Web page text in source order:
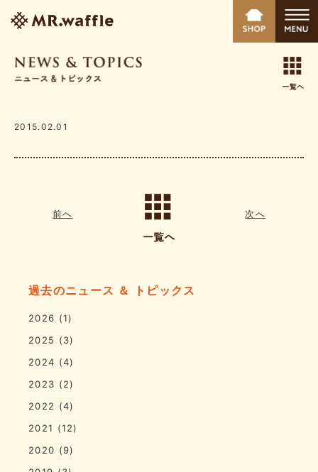
2015.02.01
前へ 次へ
過去のニュース ＆ トピックス
2026 (1)
2025 (3)
2024 (4)
2023 (2)
2022 (4)
2021 (12)
2020 (9)